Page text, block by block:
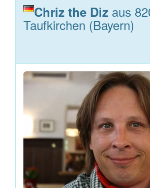
Chriz the Diz aus
Taufkirchen (Bayern)